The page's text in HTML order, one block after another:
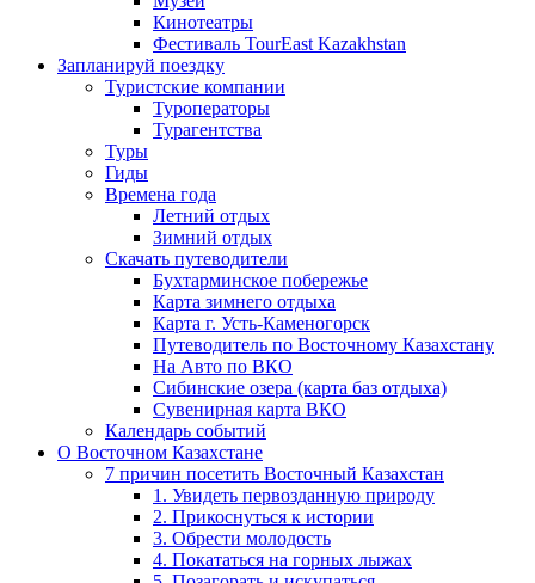
Кинотеатры
Фестиваль TourEast Kazakhstan
Запланируй поездку
Туристские компании
Туроператоры
Турагентства
Туры
Гиды
Времена года
Летний отдых
Зимний отдых
Скачать путеводители
Бухтарминское побережье
Карта зимнего отдыха
Карта г. Усть-Каменогорск
Путеводитель по Восточному Казахстану
На Авто по ВКО
Сибинские озера (карта баз отдыха)
Сувенирная карта ВКО
Календарь событий
О Восточном Казахстане
7 причин посетить Восточный Казахстан
1. Увидеть первозданную природу
2. Прикоснуться к истории
3. Обрести молодость
4. Покататься на горных лыжах